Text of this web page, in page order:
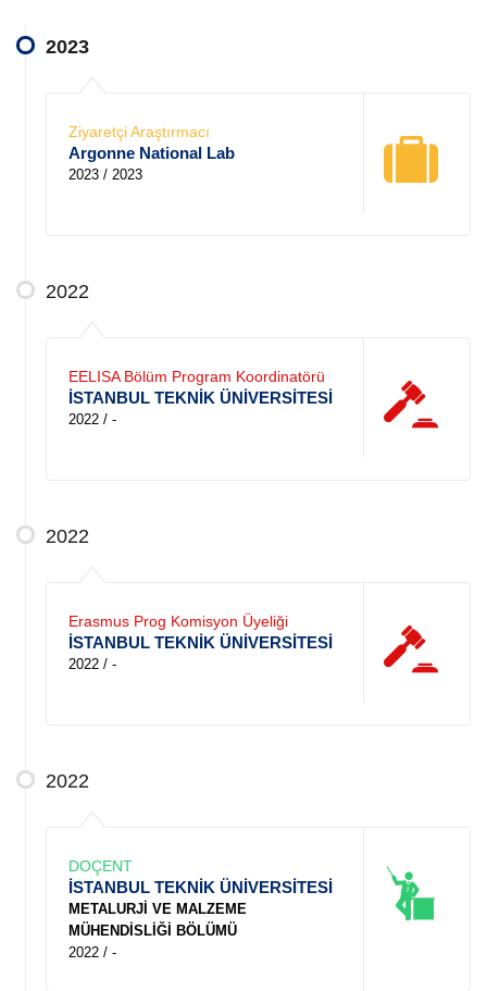
2023
Ziyaretçi Araştırmacı
Argonne National Lab
2023 / 2023
2022
EELISA Bölüm Program Koordinatörü
İSTANBUL TEKNİK ÜNİVERSİTESİ
2022 / -
2022
Erasmus Prog Komisyon Üyeliği
İSTANBUL TEKNİK ÜNİVERSİTESİ
2022 / -
2022
DOÇENT
İSTANBUL TEKNİK ÜNİVERSİTESİ
METALURJİ VE MALZEME
MÜHENDİSLİĞİ BÖLÜMÜ
2022 / -